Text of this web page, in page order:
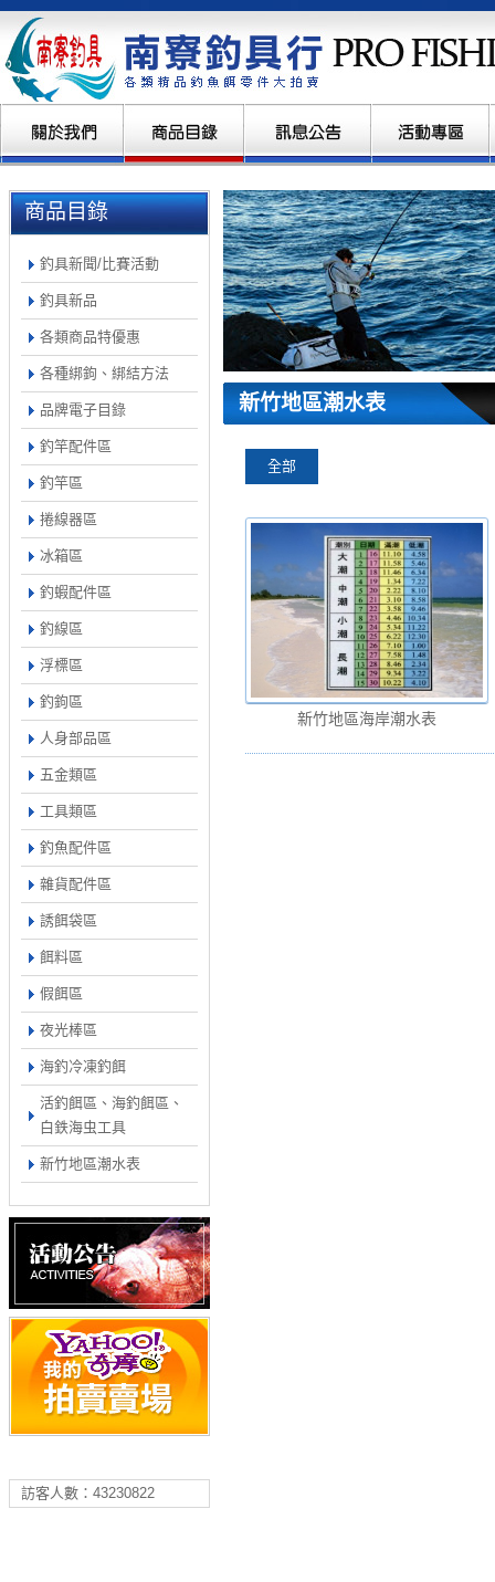
商品目錄
釣具新聞/比賽活動
釣具新品
各類商品特優惠
各種綁鉤、綁結方法
品牌電子目錄
釣竿配件區
釣竿區
捲線器區
冰箱區
釣蝦配件區
釣線區
浮標區
釣鉤區
人身部品區
五金類區
工具類區
釣魚配件區
雜貨配件區
誘餌袋區
餌料區
假餌區
夜光棒區
海釣冷凍釣餌
活釣餌區、海釣餌區、
白鉄海虫工具
新竹地區潮水表
訪客人數：43230822
新竹地區潮水表
全部
新竹地區海岸潮水表